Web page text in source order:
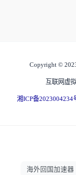
Copyright ©
互联网虚
湘ICP备2023004234
海外回国加速器